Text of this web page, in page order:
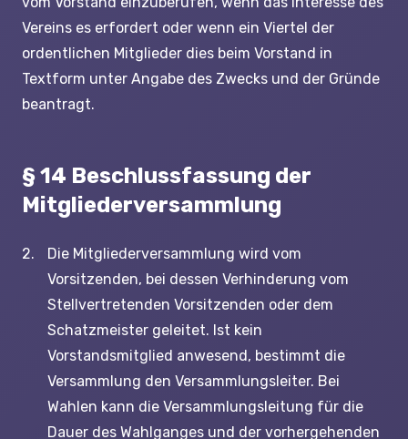
Vereins es erfordert oder wenn ein Viertel der
ordentlichen Mitglieder dies beim Vorstand in
Textform unter Angabe des Zwecks und der Gründe
beantragt.
§ 14 Beschlussfassung der
Mitgliederversammlung
Die Mitgliederversammlung wird vom
Vorsitzenden, bei dessen Verhinderung vom
Stellvertretenden Vorsitzenden oder dem
Schatzmeister geleitet. Ist kein
Vorstandsmitglied anwesend, bestimmt die
Versammlung den Versammlungsleiter. Bei
Wahlen kann die Versammlungsleitung für die
Dauer des Wahlganges und der vorhergehenden